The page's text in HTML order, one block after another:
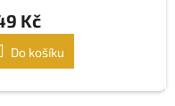
Kč
Do košíku